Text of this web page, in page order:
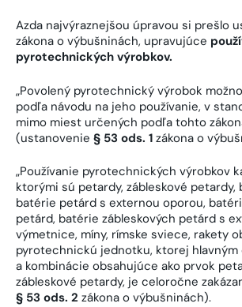
Azda najvýraznejšou úpravou si prešlo
zákona o výbušninách, upravujúce
pyrotechnických výrobkov.
„Povolený pyrotechnický výrobok
podľa návodu na jeho používanie, v
mimo miest určených podľa tohto
(ustanovenie § 53 ods. 1 zákona o
„Používanie pyrotechnických výrobkov
ktorými sú petardy, zábleskové petardy,
batérie petárd s externou oporou,
petárd, batérie zábleskových petárd s
výmetnice, míny, rímske sviece, rakety
pyrotechnickú jednotku, ktorej hlavným
a kombinácie obsahujúce ako prvok
zábleskové petardy, je celoročne
§ 53 ods. 2 zákona o výbušninách).